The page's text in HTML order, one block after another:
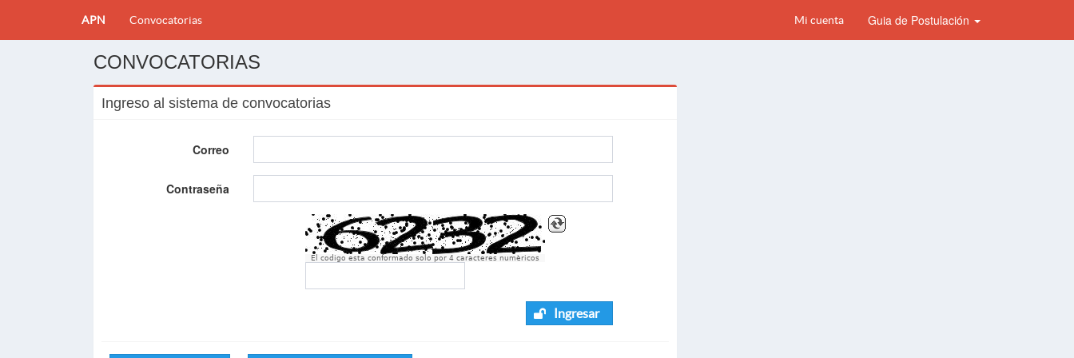
APN Convocatorias Mi cuenta Guia de Postulación
CONVOCATORIAS
Ingreso al sistema de convocatorias
Correo
Contraseña
El codigo esta conformado solo por 4 caracteres numèricos
Ingresar